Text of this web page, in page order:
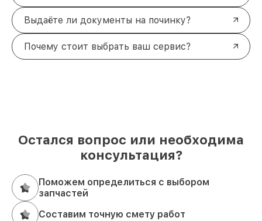
Выдаёте ли документы на починку?
Почему стоит выбрать ваш сервис?
Остался вопрос или необходима
консультация?
Поможем определиться с выбором
запчастей
Составим точную смету работ